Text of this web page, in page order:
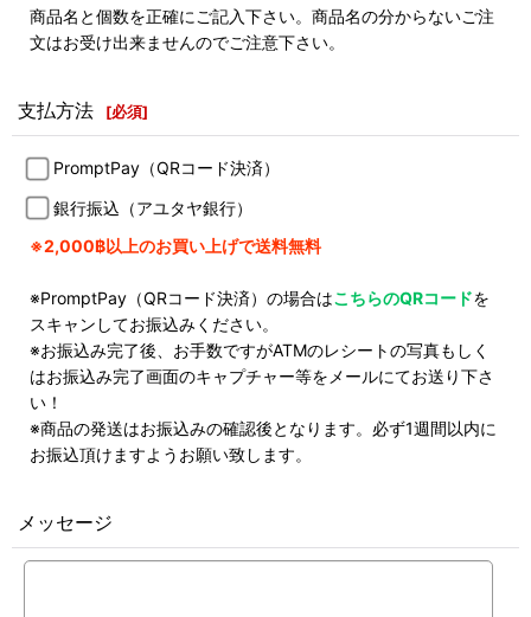
商品名と個数を正確にご記入下さい。商品名の分からないご注
文はお受け出来ませんのでご注意下さい。
支払方法 [必須]
PromptPay（QRコード決済）
銀行振込（アユタヤ銀行）
※2,000฿以上のお買い上げで送料無料
※PromptPay（QRコード決済）の場合はこちらのQRコードを
スキャンしてお振込みください。
※お振込み完了後、お手数ですがATMのレシートの写真もしく
はお振込み完了画面のキャプチャー等をメールにてお送り下さ
い！
※商品の発送はお振込みの確認後となります。必ず1週間以内に
お振込頂けますようお願い致します。
メッセージ